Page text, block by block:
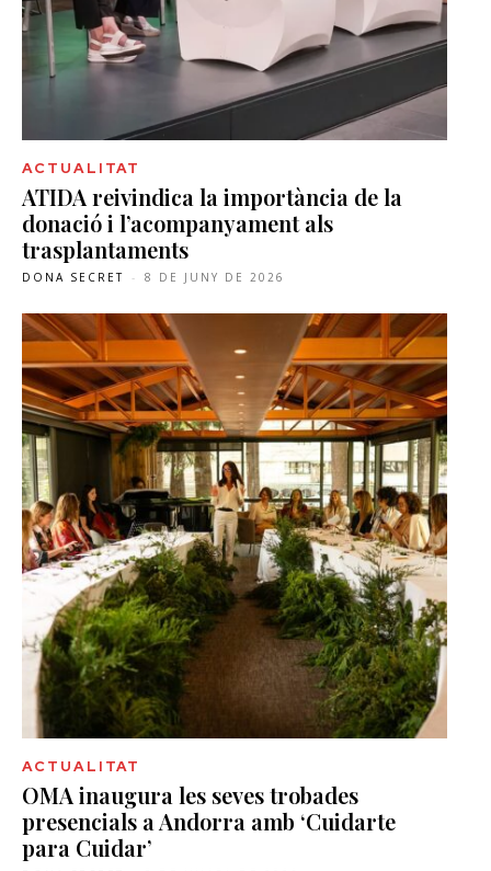
ACTUALITAT
ATIDA reivindica la importància de la
donació i l’acompanyament als
trasplantaments
DONA SECRET - 8 DE JUNY DE 2026
ACTUALITAT
OMA inaugura les seves trobades
presencials a Andorra amb ‘Cuidarte
para Cuidar’